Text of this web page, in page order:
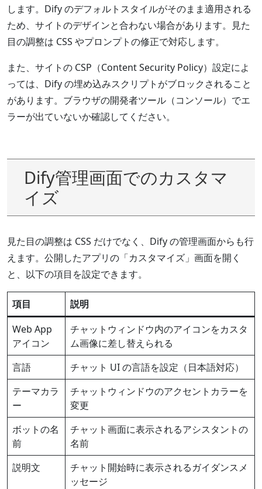
します。Dify のデフォルトスタイルがそのまま適用される
ため、サイトのデザインと合わない場合があります。見た
目の調整は CSS やプロンプトの修正で対応します。
また、サイトの CSP（Content Security Policy）設定によ
っては、Dify の埋め込みスクリプトがブロックされること
があります。ブラウザの開発者ツール（コンソール）でエ
ラーが出ていないか確認してください。
Dify管理画面でのカスタマ
イズ
見た目の調整は CSS だけでなく、Dify の管理画面からも行
えます。公開したアプリの「カスタマイズ」画面を開く
と、以下の項目を設定できます。
項目
説明
Web App
アイコン
チャットウィンドウ内のアイコンをカスタ
ム画像に差し替えられる
言語
チャット UI の言語を設定（日本語対応）
テーマカラ
ー
チャットウィンドウのアクセントカラーを
変更
ボットの名
前
チャット画面に表示されるアシスタントの
名前
説明文
チャット開始時に表示されるガイダンスメ
ッセージ